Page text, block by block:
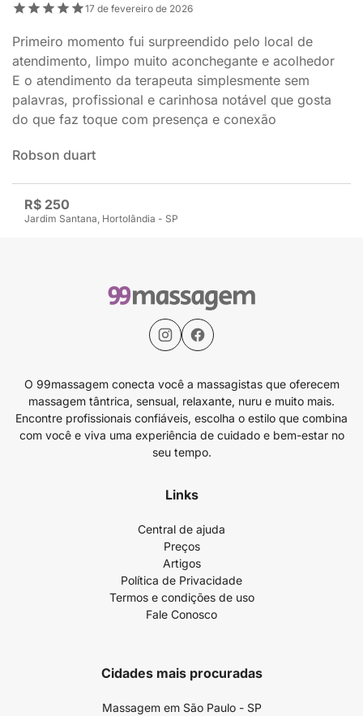
R$ 250
Jardim Santana, Hortolândia - SP
17 de fevereiro de 2026
Primeiro momento fui surpreendido pelo local de
atendimento, limpo muito aconchegante e acolhedor
E o atendimento da terapeuta simplesmente sem
palavras, profissional e carinhosa notável que gosta
do que faz toque com presença e conexão
Robson duart
O 99massagem conecta você a massagistas que oferecem
massagem tântrica, sensual, relaxante, nuru e muito mais.
Encontre profissionais confiáveis, escolha o estilo que combina
com você e viva uma experiência de cuidado e bem-estar no
seu tempo.
Links
Central de ajuda
Preços
Artigos
Política de Privacidade
Termos e condições de uso
Fale Conosco
Cidades mais procuradas
Massagem em São Paulo - SP